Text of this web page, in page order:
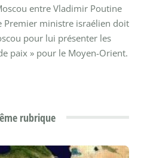
entre Vladimir Poutine
Premier ministre israélien doit
pour lui présenter les
paix » pour le Moyen-Orient.
rubrique